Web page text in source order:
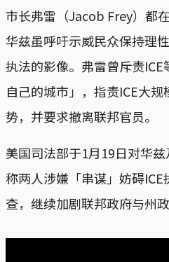
市长弗雷（Jacob Frey）都
华兹虽呼吁示威民众保持理
执法的影像。弗雷曾斥责
自己的城市」，指责ICE大
势，并要求撤离联邦官员。
美国司法部于1月19日对华
称两人涉嫌「串谋」妨碍
查，继续加剧联邦政府与州